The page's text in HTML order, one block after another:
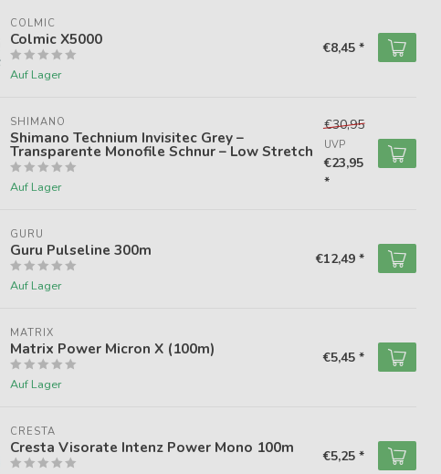
COLMIC
Colmic X5000
Auf Lager
€8,45 *
SHIMANO
Shimano Technium Invisitec Grey –
Transparente Monofile Schnur – Low Stretch
Auf Lager
€30,95
UVP
€23,95
*
GURU
Guru Pulseline 300m
Auf Lager
€12,49 *
MATRIX
Matrix Power Micron X (100m)
Auf Lager
€5,45 *
CRESTA
Cresta Visorate Intenz Power Mono 100m €5,25 *